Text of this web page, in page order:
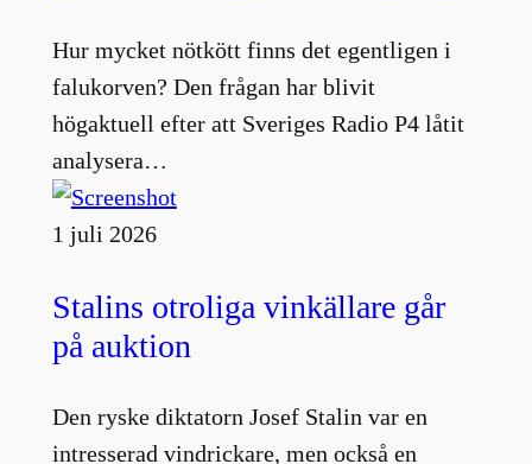
Hur mycket nötkött finns det egentligen i
falukorven? Den frågan har blivit
högaktuell efter att Sveriges Radio P4 låtit
analysera…
1 juli 2026
Stalins otroliga vinkällare går
på auktion
Den ryske diktatorn Josef Stalin var en
intresserad vindrickare, men också en